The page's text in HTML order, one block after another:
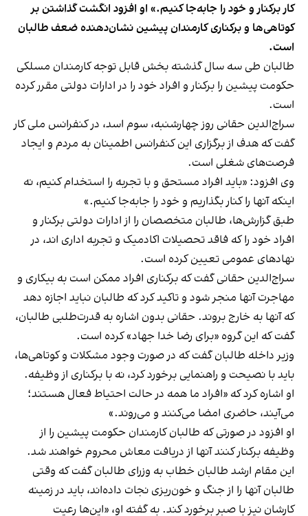
کار برکنار و خود را جابه‌جا کنیم.» او افزود انگشت‌ گذاشتن بر
کوتاهی‌ها و برکناری کارمندان پیشین نشان‌دهنده ضعف طالبان
است.
طالبان طی سه سال گذشته بخش قابل توجه کارمندان مسلکی
حکومت پیشین را برکنار و افراد خود را در ادارات دولتی مقرر کرده
است.
سراج‌الدین حقانی روز چهارشنبه، سوم اسد، در کنفرانس ملی کار
گفت که هدف از برگزاری این کنفرانس اطمینان به مردم و ایجاد
فرصت‌های شغلی است.
وی افزود: «باید افراد مستحق و با تجربه را استخدام کنیم، نه
اینکه آنها را کنار بگذاریم و خود را جابه‌جا کنیم.»
طبق گزارش‌ها، طالبان متخصصان را از ادارات دولتی برکنار و
افراد خود را که فاقد تحصیلات اکادمیک و تجربه اداری اند، در
نهادهای عمومی تعیین کرده است.
سراج‌الدین حقانی گفت که برکناری افراد ممکن است به بیکاری و
مهاجرت آنها منجر شود و تاکید کرد که طالبان نباید اجازه دهد
که آنها به خارج بروند. حقانی بدون اشاره به قدرت‌طلبی طالبان،
گفت که این گروه «برای رضا خدا جهاد» کرده است.
وزیر داخله طالبان گفت که در صورت وجود مشکلات و کوتاهی‌ها،
باید با نصیحت و راهنمایی برخورد کرد، نه با برکناری از وظیفه.
او اشاره کرد که «افراد ما همه در حالت احتیاط فعال هستند؛
می‌آیند، حاضری امضا می‌کنند و می‌روند.»
او افزود در صورتی که طالبان کارمندان حکومت پیشین را از
وظیفه برکنار کنند آنها از دریافت معاش‌ محروم خواهند شد.
این مقام ارشد طالبان خطاب به وزرای طالبان گفت که وقتی
طالبان آنها را از جنگ و خون‌ریزی نجات داده‌‌اند، باید در زمینه
کارشان نیز با صبر برخورد کند. به گفته او، «این‌ها رعیت